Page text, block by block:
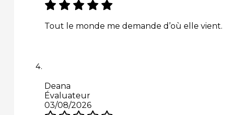
Tout le monde me demande d’où elle vient.
Deana
Évaluateur
03/08/2026